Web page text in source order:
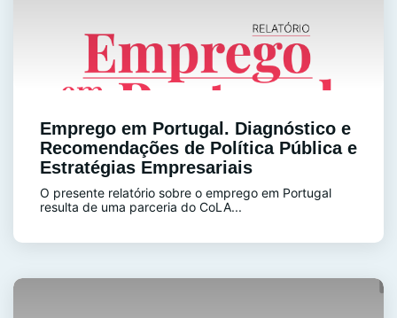
Emprego em Portugal. Diagnóstico e
Recomendações de Política Pública e
Estratégias Empresariais
O presente relatório sobre o emprego em Portugal
resulta de uma parceria do CoLA...